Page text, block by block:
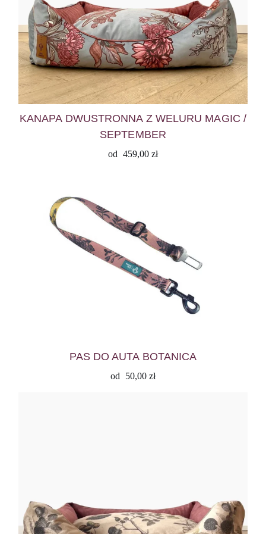
KANAPA DWUSTRONNA Z WELURU MAGIC /
SEPTEMBER
od 459,00 zł
PAS DO AUTA BOTANICA
od 50,00 zł